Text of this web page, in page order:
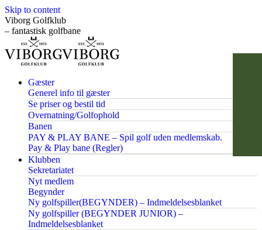
Skip to content
Viborg Golfklub
– fantastisk golfbane
Gæster
Generel info til gæster
Se priser og bestil tid
Overnatning/Golfophold
Banen
PAY & PLAY BANE – Spil golf uden medlemskab.
Pay & Play bane (Regler)
Klubben
Sekretariatet
Nyt medlem
Begynder
Ny golfspiller(BEGYNDER) – Indmeldelsesblanket
Ny golfspiller (BEGYNDER JUNIOR) –
Indmeldelsesblanket